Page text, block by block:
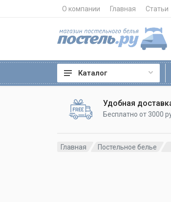
О компании Главная Статьи
Каталог
Удобная
Бесплатно от 3000
Главная Постельное белье